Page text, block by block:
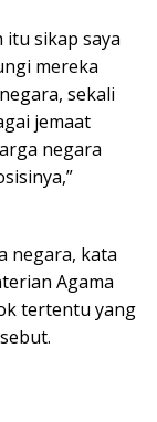
itu sikap saya
mereka
sekali
jemaat
negara
negara, kata
Agama
tertentu yang